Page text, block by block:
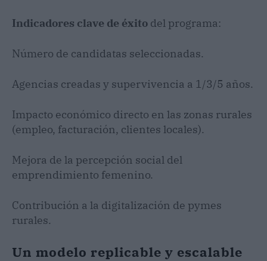
Indicadores clave de éxito del programa:
Número de candidatas seleccionadas.
Agencias creadas y supervivencia a 1/3/5 años.
Impacto económico directo en las zonas rurales
(empleo, facturación, clientes locales).
Mejora de la percepción social del
emprendimiento femenino.
Contribución a la digitalización de pymes
rurales.
Un modelo replicable y escalable